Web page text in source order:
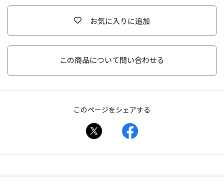
お気に入りに追加
この商品について問い合わせる
このページをシェアする